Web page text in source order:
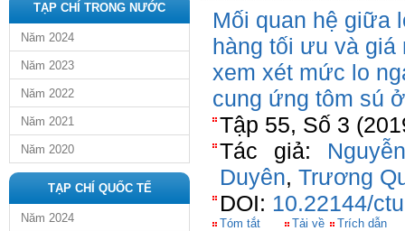
TẠP CHÍ TRONG NƯỚC
Năm 2024
Năm 2023
Năm 2022
Năm 2021
Năm 2020
TẠP CHÍ QUỐC TẾ
Năm 2024
Mối quan hệ giữa
hàng tối ưu và giá
xem xét mức lo
cung ứng tôm sú
Tập 55, Số 3
Tác giả:
Duyên, Trương
DOI: 10.22144/
Tóm tắt Tải về Trích dẫn